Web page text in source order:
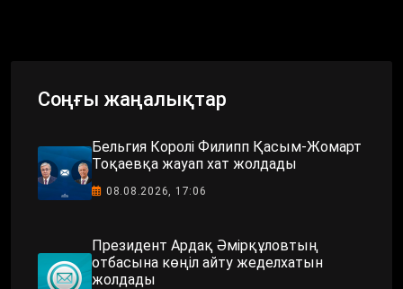
Соңғы жаңалықтар
Бельгия Королі Филипп Қасым-Жомарт
Тоқаевқа жауап хат жолдады
08.08.2026, 17:06
Президент Ардақ Әмірқұловтың
отбасына көңіл айту жеделхатын
жолдады